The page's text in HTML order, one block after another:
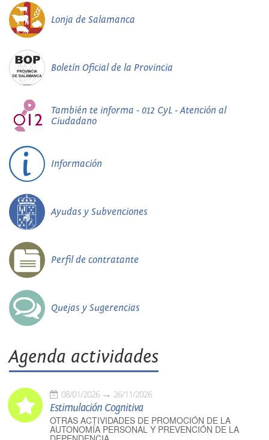
Lonja de Salamanca
Boletín Oficial de la Provincia
También te informa - 012 CyL - Atención al
Ciudadano
Información
Ayudas y Subvenciones
Perfil de contratante
Quejas y Sugerencias
Agenda actividades
08/01/2026 26/11/2026
Estimulación Cognitiva
OTRAS ACTIVIDADES DE PROMOCIÓN DE LA
AUTONOMÍA PERSONAL Y PREVENCIÓN DE LA